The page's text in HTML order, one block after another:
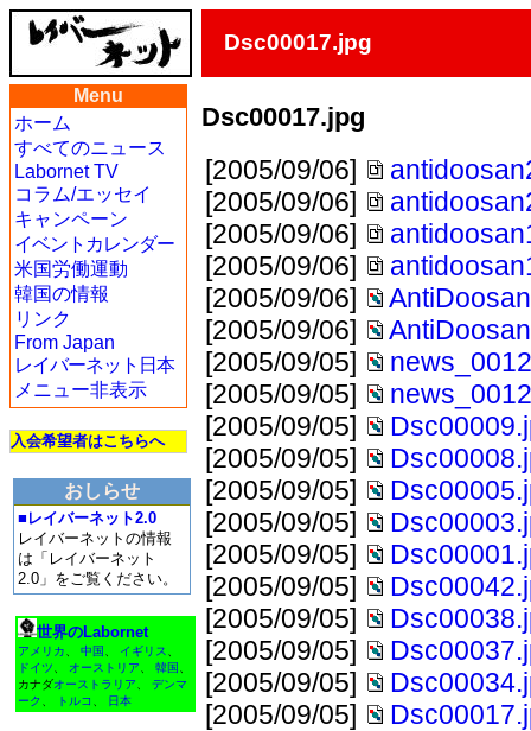
Dsc00017.jpg
Menu
ホーム
すべてのニュース
Labornet TV
コラム/エッセイ
キャンペーン
イベントカレンダー
米国労働運動
韓国の情報
リンク
From Japan
レイバーネット日本
メニュー非表示
入会希望者はこちらへ
おしらせ
■レイバーネット2.0
レイバーネットの情報
は「レイバーネット
2.0」をご覧ください。
世界のLabornet
アメリカ 中国 イギリス
ドイツ
オーストリア 韓国
カナダオーストラリア
デンマ
ーク
トルコ 日本
Dsc00017.jpg
[2005/09/06]
[2005/09/06]
[2005/09/06]
[2005/09/06]
[2005/09/06]
[2005/09/06]
[2005/09/05]
[2005/09/05]
[2005/09/05]
[2005/09/05]
[2005/09/05]
[2005/09/05]
[2005/09/05]
[2005/09/05]
[2005/09/05]
[2005/09/05]
[2005/09/05]
[2005/09/05]